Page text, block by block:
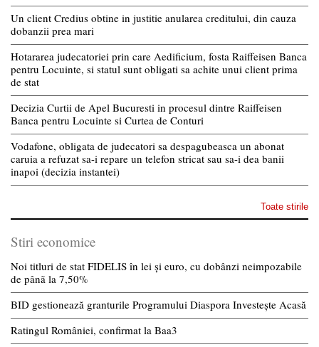
Un client Credius obtine in justitie anularea creditului, din cauza
dobanzii prea mari
Hotararea judecatoriei prin care Aedificium, fosta Raiffeisen Banca
pentru Locuinte, si statul sunt obligati sa achite unui client prima
de stat
Decizia Curtii de Apel Bucuresti in procesul dintre Raiffeisen
Banca pentru Locuinte si Curtea de Conturi
Vodafone, obligata de judecatori sa despagubeasca un abonat
caruia a refuzat sa-i repare un telefon stricat sau sa-i dea banii
inapoi (decizia instantei)
Toate stirile
Stiri economice
Noi titluri de stat FIDELIS în lei și euro, cu dobânzi neimpozabile
de pânã la 7,50%
BID gestionează granturile Programului Diaspora Investește Acasă
Ratingul României, confirmat la Baa3